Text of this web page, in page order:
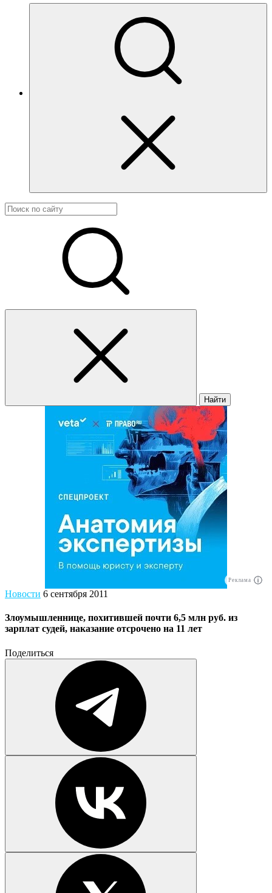
Найти
Реклама
Новости 6 сентября 2011
Злоумышленнице, похитившей почти 6,5 млн руб. из
зарплат судей, наказание отсрочено на 11 лет
Поделиться